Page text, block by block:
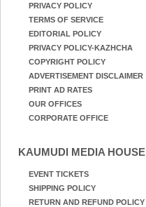
PRIVACY POLICY
TERMS OF SERVICE
EDITORIAL POLICY
PRIVACY POLICY-KAZHCHA
COPYRIGHT POLICY
ADVERTISEMENT DISCLAIMER
PRINT AD RATES
OUR OFFICES
CORPORATE OFFICE
KAUMUDI MEDIA HOUSE
EVENT TICKETS
SHIPPING POLICY
RETURN AND REFUND POLICY